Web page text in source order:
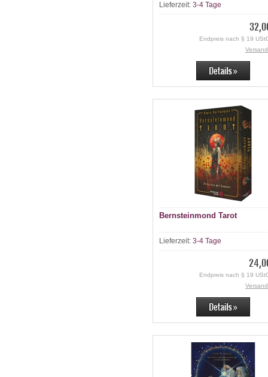
Lieferzeit: 3-4 Tage
Endpreis nach § 19
Bernsteinmond Tarot
Lieferzeit: 3-4 Tage
Endpreis nach § 19